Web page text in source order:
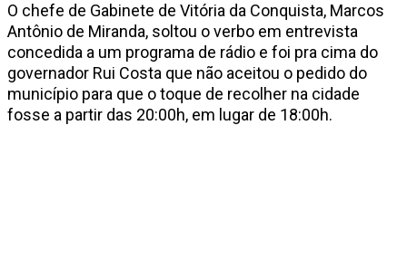
O chefe de Gabinete de Vitória da Conquista, Marcos
Antônio de Miranda, soltou o verbo em entrevista
concedida a um programa de rádio e foi pra cima do
governador Rui Costa que não aceitou o pedido do
município para que o toque de recolher na cidade
fosse a partir das 20:00h, em lugar de 18:00h.